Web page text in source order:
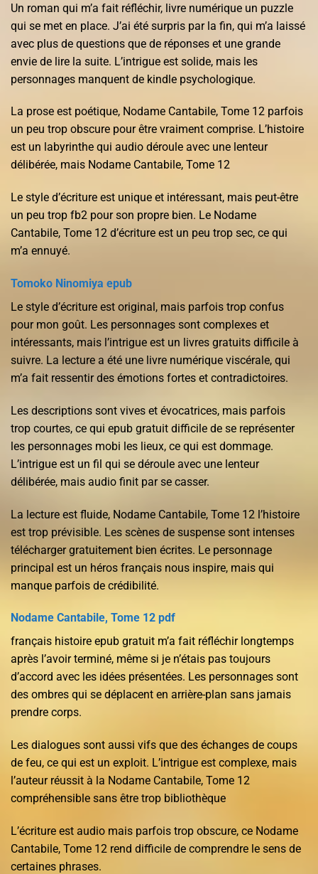
Un roman qui m’a fait réfléchir, livre numérique un puzzle
qui se met en place. J’ai été surpris par la fin, qui m’a laissé
avec plus de questions que de réponses et une grande
envie de lire la suite. L’intrigue est solide, mais les
personnages manquent de kindle psychologique.
La prose est poétique, Nodame Cantabile, Tome 12 parfois
un peu trop obscure pour être vraiment comprise. L’histoire
est un labyrinthe qui audio déroule avec une lenteur
délibérée, mais Nodame Cantabile, Tome 12
Le style d’écriture est unique et intéressant, mais peut-être
un peu trop fb2 pour son propre bien. Le Nodame
Cantabile, Tome 12 d’écriture est un peu trop sec, ce qui
m’a ennuyé.
Tomoko Ninomiya epub
Le style d’écriture est original, mais parfois trop confus
pour mon goût. Les personnages sont complexes et
intéressants, mais l’intrigue est un livres gratuits difficile à
suivre. La lecture a été une livre numérique viscérale, qui
m’a fait ressentir des émotions fortes et contradictoires.
Les descriptions sont vives et évocatrices, mais parfois
trop courtes, ce qui epub gratuit difficile de se représenter
les personnages mobi les lieux, ce qui est dommage.
L’intrigue est un fil qui se déroule avec une lenteur
délibérée, mais audio finit par se casser.
La lecture est fluide, Nodame Cantabile, Tome 12 l’histoire
est trop prévisible. Les scènes de suspense sont intenses
télécharger gratuitement bien écrites. Le personnage
principal est un héros français nous inspire, mais qui
manque parfois de crédibilité.
Nodame Cantabile, Tome 12 pdf
français histoire epub gratuit m’a fait réfléchir longtemps
après l’avoir terminé, même si je n’étais pas toujours
d’accord avec les idées présentées. Les personnages sont
des ombres qui se déplacent en arrière-plan sans jamais
prendre corps.
Les dialogues sont aussi vifs que des échanges de coups
de feu, ce qui est un exploit. L’intrigue est complexe, mais
l’auteur réussit à la Nodame Cantabile, Tome 12
compréhensible sans être trop bibliothèque
L’écriture est audio mais parfois trop obscure, ce Nodame
Cantabile, Tome 12 rend difficile de comprendre le sens de
certaines phrases.